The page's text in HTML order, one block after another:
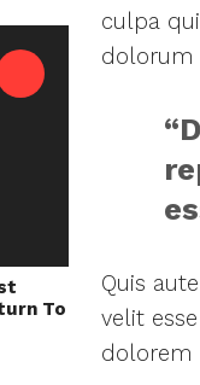
To
culpa
dolorum
Quis
velit
dolorem